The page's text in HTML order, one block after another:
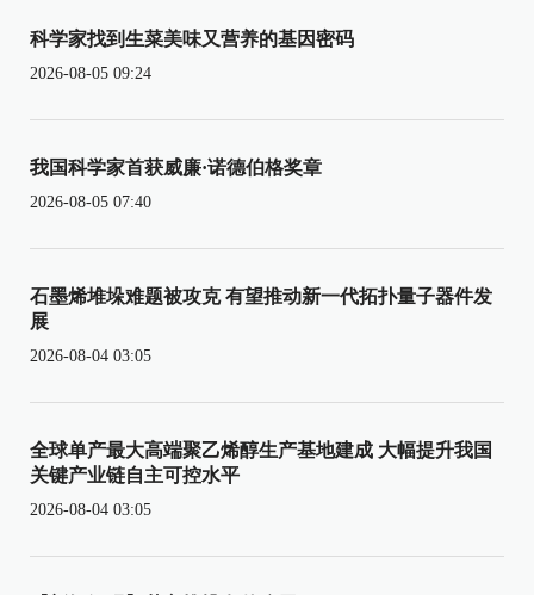
科学家找到生菜美味又营养的基因密码
2026-08-05 09:24
我国科学家首获威廉·诺德伯格奖章
2026-08-05 07:40
石墨烯堆垛难题被攻克 有望推动新一代拓扑量子器件发
展
2026-08-04 03:05
全球单产最大高端聚乙烯醇生产基地建成 大幅提升我国
关键产业链自主可控水平
2026-08-04 03:05